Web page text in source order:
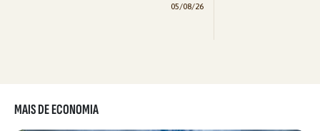
05/08/26
MAIS DE ECONOMIA